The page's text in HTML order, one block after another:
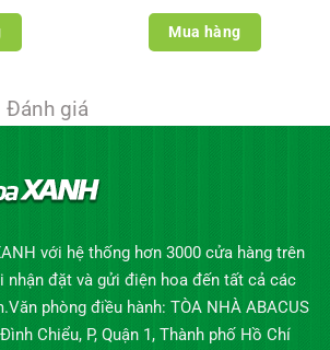
Mua hàng
Đánh giá
với hệ thống hơn 3000 cửa hàng trên
nhận đặt và gửi điện hoa đến tất cả các
phòng điều hành: TÒA NHÀ ABACUS
Chiểu, P, Quận 1, Thành phố Hồ Chí